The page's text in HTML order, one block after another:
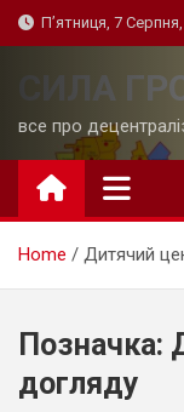
Skip
to
П’ятниця, 7
СИЛА
все про
Home Дитячий
Позначка:
догляду